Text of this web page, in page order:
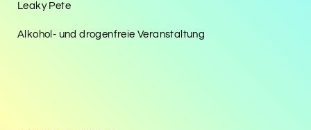
Leaky Pete
Alkohol- und drogenfreie Veranstaltung